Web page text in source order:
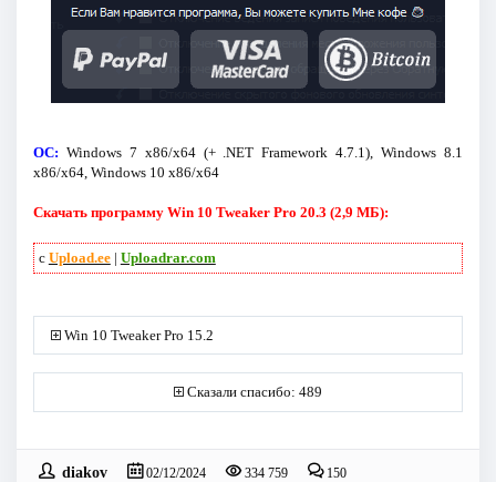
ОС: Windows 7 x86/x64 (+ .NET Framework 4.7.1), Windows 8.1
x86/x64, Windows 10 x86/x64
Скачать программу Win 10 Tweaker Pro 20.3 (2,9 МБ):
с Upload.ee| Uploadrar.com
Win 10 Tweaker Pro 15.2
Сказали спасибо: 489
diakov 02/12/2024 334 759 150